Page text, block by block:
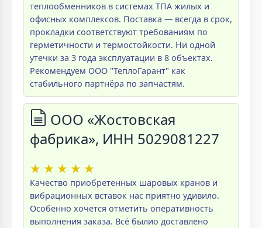
теплообменников в системах ТПА жилых и
офисных комплексов. Поставка — всегда в срок,
прокладки соответствуют требованиям по
герметичности и термостойкости. Ни одной
утечки за 3 года эксплуатации в 8 объектах.
Рекомендуем ООО "ТеплоГарант" как
стабильного партнёра по запчастям.
ООО «Жостовская
фабрика», ИНН 5029081227
★ ★ ★ ★ ★
Качество приобретенных шаровых кранов и
вибрационных вставок нас приятно удивило.
Особенно хочется отметить оперативность
выполнения заказа. Всё былио доставлено